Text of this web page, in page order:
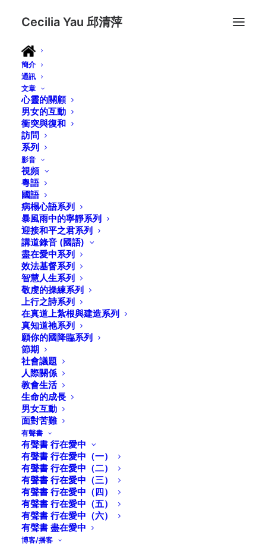
Cecilia Yau 邱清萍
簡介
通訊
文章
心靈的關顧
男女的互動
衝突與復和
訪問
系列
影音
視頻
粵語
國語
病榻心語系列
暴風雨中的寧靜系列
迎接和平之君系列
講道錄音 (國語)
盡在愛中系列
效法基督系列
智慧人生系列
敬虔的操練系列
上行之詩系列
在真道上紮根與建造系列
真知道祂系列
願你的國降臨系列
節期
社會議題
人際關係
教會生活
生命的成長
男女互動
面對苦難
有聲書
有聲書 行在愛中
有聲書 行在愛中（一）
有聲書 行在愛中（二）
有聲書 行在愛中（三）
有聲書 行在愛中（四）
有聲書 行在愛中（五）
有聲書 行在愛中（六）
有聲書 盡在愛中
博客/播客
通訊2022-09
英女王伊麗莎白二世的國葬經過十天全國上下舉哀後，於
昨天（九月十九日）在倫敦市中心的西敏寺大教堂內舉行
了安息禮拜，結束了她在世96年的生命，也完成她在位
70年的光輝使命。
坎特伯雷大主教韋爾比在悼文的頌詞中指出：
是公主身份，廿一歲生日那天曾在電台演說，
生，無論長短，為國為民鞠躬盡瘁。主教繼續說：「
領袖能如此長久地遵守了承諾；
豐滿的愛戴，正如此刻我們所目睹的。」
英女王留給世人最深的印象是她強烈的責任感和無私的獻
身精神，她能以不變應萬變，在國家風雨飄搖的年代，
王室家族風波不斷的時刻，她都能以對神的忠誠，及對人
的誠信，屹立不搖動。她不像一般政治領袖擁有左右時局
的權柄， 也沒有立下豐功偉績，卻贏得萬人的敬仰，